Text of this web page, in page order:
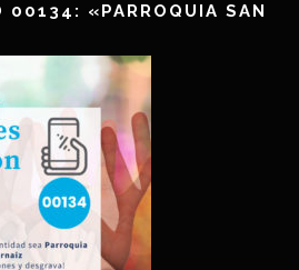
00134: «PARROQUIA SAN